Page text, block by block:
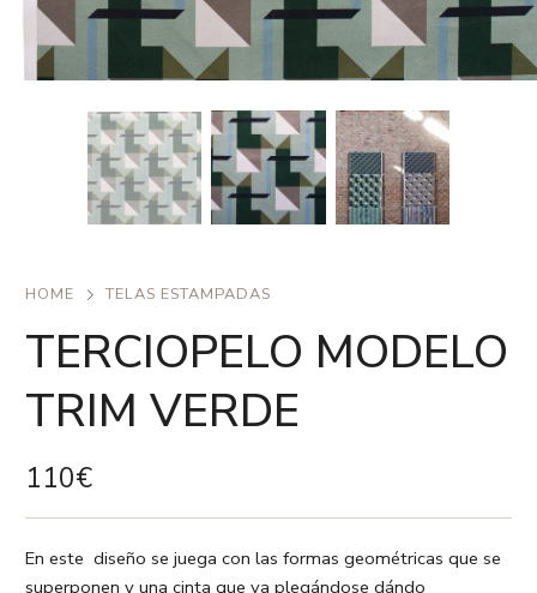
HOME TELAS ESTAMPADAS
TERCIOPELO MODELO
TRIM VERDE
110€
En este diseño se juega con las formas geométricas que se
superponen y una cinta que va plegándose dándo